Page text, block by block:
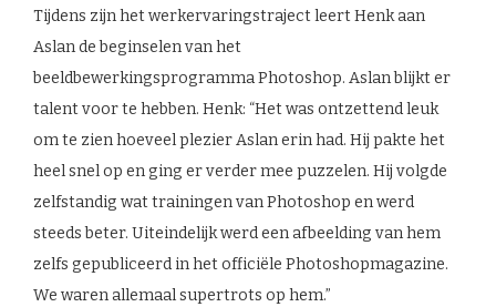
Tijdens zijn het werkervaringstraject leert Henk aan
Aslan de beginselen van het
beeldbewerkingsprogramma Photoshop. Aslan blijkt er
talent voor te hebben. Henk: “Het was ontzettend leuk
om te zien hoeveel plezier Aslan erin had. Hij pakte het
heel snel op en ging er verder mee puzzelen. Hij volgde
zelfstandig wat trainingen van Photoshop en werd
steeds beter. Uiteindelijk werd een afbeelding van hem
zelfs gepubliceerd in het officiële Photoshopmagazine.
We waren allemaal supertrots op hem.”